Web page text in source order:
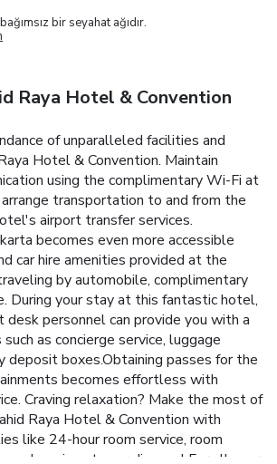
bağımsız bir seyahat ağıdır.
Raya Hotel & Convention
of unparalleled facilities and
Hotel & Convention. Maintain
using the complimentary Wi-Fi at
transportation to and from the
airport transfer services.
becomes even more accessible
car hire amenities provided at the
by automobile, complimentary
During your stay at this fantastic hotel,
personnel can provide you with a
as concierge service, luggage
deposit boxes.Obtaining passes for the
becomes effortless with
Craving relaxation? Make the most of
Raya Hotel & Convention with
like 24-hour room service, room
at your disposal.For all your